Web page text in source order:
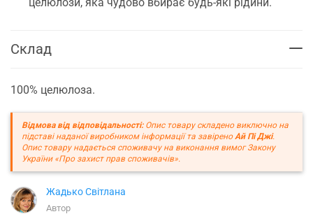
Склад
100% целюлоза.
Відмова від відповідальності:Опис товару складено виключно на
підставі наданої виробником інформації та завірено Ай Пі Джі.
Опис товару надається споживачу на виконання вимог Закону
України «Про захист прав споживачів».
Жадько Світлана
Автор